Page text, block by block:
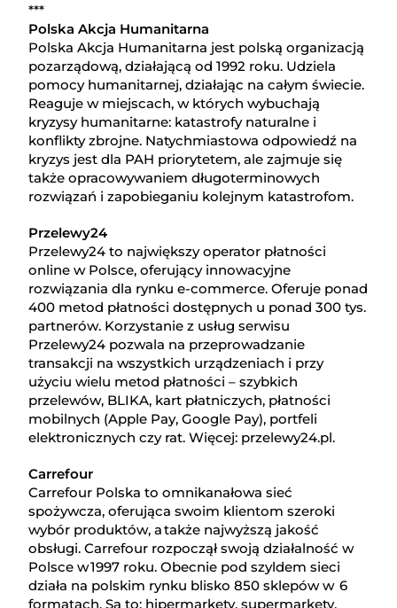
***
Polska Akcja Humanitarna
Polska Akcja Humanitarna jest polską organizacją
pozarządową, działającą od 1992 roku. Udziela
pomocy humanitarnej, działając na całym świecie.
Reaguje w miejscach, w których wybuchają
kryzysy humanitarne: katastrofy naturalne i
konflikty zbrojne. Natychmiastowa odpowiedź na
kryzys jest dla PAH priorytetem, ale zajmuje się
także opracowywaniem długoterminowych
rozwiązań i zapobieganiu kolejnym katastrofom.
Przelewy24
Przelewy24 to największy operator płatności
online w Polsce, oferujący innowacyjne
rozwiązania dla rynku e-commerce. Oferuje ponad
400 metod płatności dostępnych u ponad 300 tys.
partnerów. Korzystanie z usług serwisu
Przelewy24 pozwala na przeprowadzanie
transakcji na wszystkich urządzeniach i przy
użyciu wielu metod płatności – szybkich
przelewów, BLIKA, kart płatniczych, płatności
mobilnych (Apple Pay, Google Pay), portfeli
elektronicznych czy rat. Więcej: przelewy24.pl.
Carrefour
Carrefour Polska to omnikanałowa sieć
spożywcza, oferująca swoim klientom szeroki
wybór produktów, a także najwyższą jakość
obsługi. Carrefour rozpoczął swoją działalność w
Polsce w 1997 roku. Obecnie pod szyldem sieci
działa na polskim rynku blisko 850 sklepów w 6
formatach. Są to: hipermarkety, supermarkety,